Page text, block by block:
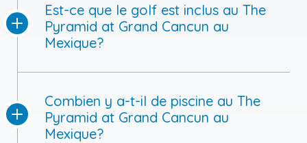
Est-ce que le golf est inclus au The
Pyramid at Grand Cancun au
Mexique?
Combien y a-t-il de piscine au The
Pyramid at Grand Cancun au
Mexique?